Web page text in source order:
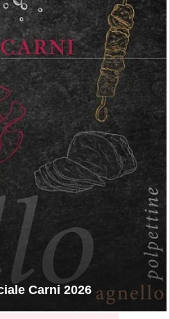
Carni 2026